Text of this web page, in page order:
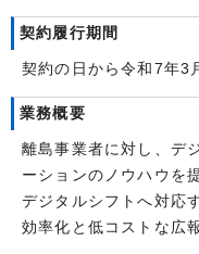
契約履行期間
契約の日から令和7年3
業務概要
離島事業者に対し、デ
ーションのノウハウを
デジタルシフトへ対応
効率化と低コストな広